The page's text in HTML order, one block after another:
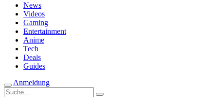
News
Videos
Gaming
Entertainment
Anime
Tech
Deals
Guides
Anmeldung
Suche
nach: